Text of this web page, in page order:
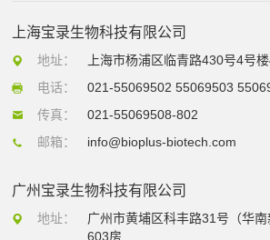
上海宝录生物科技有限公司
地址：
上海市杨浦区临青路430号4号
电话：
021-55069502 55069503
传真：
021-55069508-802
邮箱：
info@bioplus-biotech.com
广州宝录生物科技有限公司
地址：
广州市黄埔区科丰路31号（华
603房